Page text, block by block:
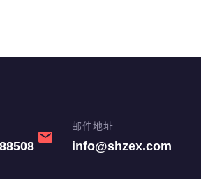
email
邮件地址
info@shzex.com